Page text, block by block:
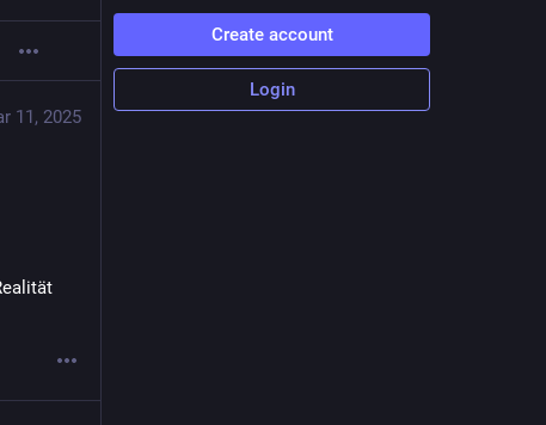
11, 2025
Create account
Login